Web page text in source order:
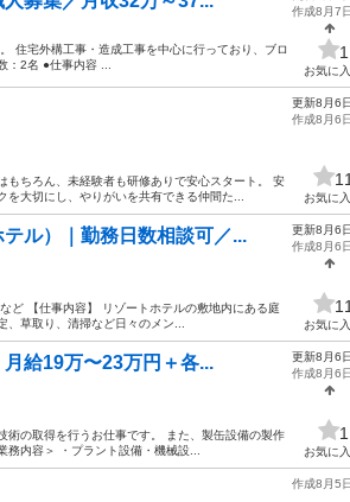
住宅外構工事・造成工事を中心に行っており、ブロ
：2名 ●仕事内容 ...
作成8月7日
1
お気に
もちろん、未経験者も研修ありで安心スタート。 安
大切にし、やりがいを共有できる仲間た...
更新8月6日
作成8月6日
11
お気に
ル）｜勤務日数相談可／...
ど 【仕事内容】 リゾートホテルの敷地内にある庭
草取り、清掃など日々のメン...
更新8月6日
作成8月6日
11
お気に
給19万〜23万円＋各...
術の取得を行うお仕事です。 また、製缶設備の製作
内容＞ ・プラント設備・機械設...
更新8月6日
作成8月6日
1
お気に
作成8月5日